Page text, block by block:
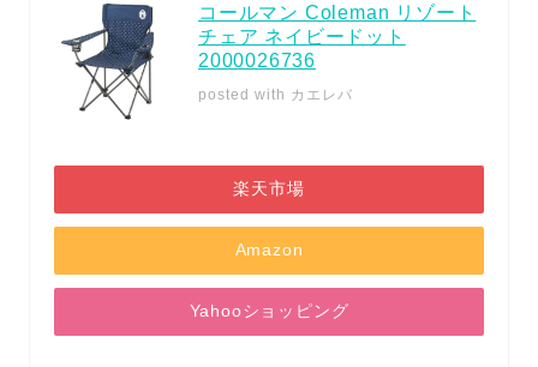
コールマン Coleman リゾート
チェア ネイビードット
2000026736
posted with カエレバ
楽天市場
Amazon
Yahooショッピング